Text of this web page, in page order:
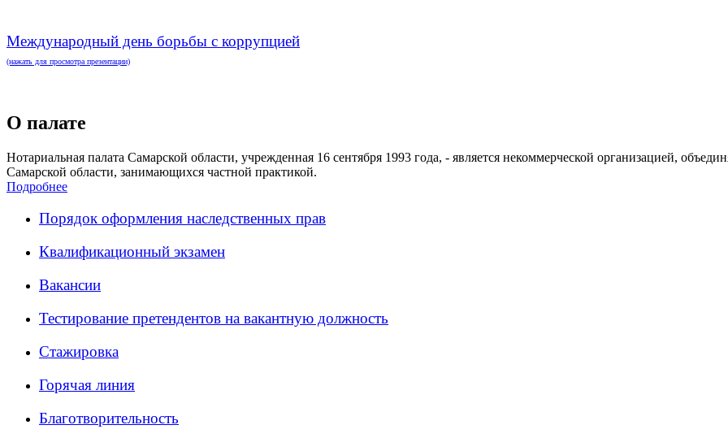
Международный день борьбы с коррупцией
(нажать для просмотра презентации)
О палате
Нотариальная палата Самарской области, учрежденная 16 сентября 1993 года, - является некоммерческой организацией,
Самарской области, занимающихся частной практикой.
Подробнее
Порядок оформления наследственных прав
Квалификационный экзамен
Вакансии
Тестирование претендентов на вакантную должность
Стажировка
Горячая линия
Благотворительность